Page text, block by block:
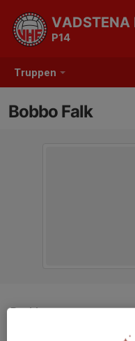
Truppen
VADSTENA
P14
Bobbo Falk
Position
-
11